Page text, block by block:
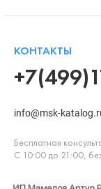
КОНТАКТЫ
info@msk-
Бесплатная
С 10:00 до 21:00,